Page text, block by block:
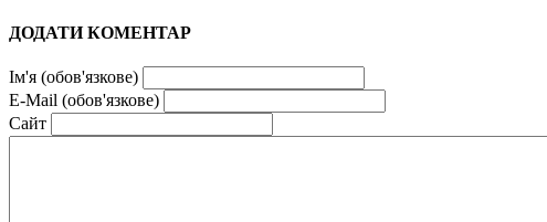
ДОДАТИ КОМЕНТАР
Ім'я (обов'язкове)
E-Mail (обов'язкове)
Сайт